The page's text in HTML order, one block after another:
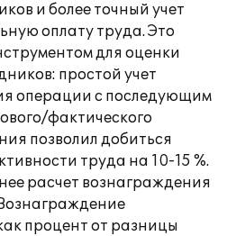
и более точный учет
оплату труда. Это
для оценки
простой учет
операции с последующим
фактического
позволил добиться
труда на 10-15 %.
расчет вознаграждения
процент от разницы